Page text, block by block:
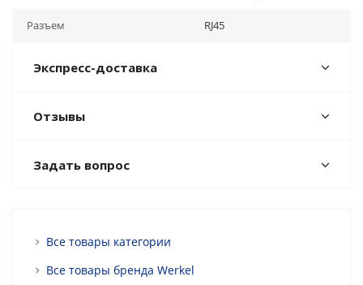
Разъем RJ45
Экспресс-доставка
Отзывы
Задать вопрос
Все товары категории
Все товары бренда Werkel